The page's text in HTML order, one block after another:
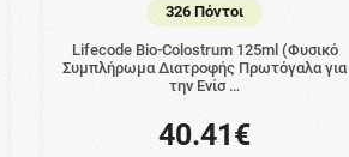
326 Πόντοι
Lifecode Bio-Colostrum 125ml (Φυσικό
Συμπλήρωμα Διατροφής Πρωτόγαλα για
την Ενίσ …
40.41€